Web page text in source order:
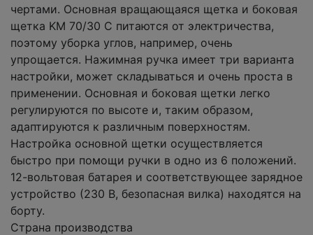
чертами. Основная вращающаяся щетка и боковая
щетка KM 70/30 C питаются от электричества,
поэтому уборка углов, например, очень
упрощается. Нажимная ручка имеет три варианта
настройки, может складываться и очень проста в
применении. Основная и боковая щетки легко
регулируются по высоте и, таким образом,
адаптируются к различным поверхностям.
Настройка основной щетки осуществляется
быстро при помощи ручки в одно из 6 положений.
12-вольтовая батарея и соответствующее зарядное
устройство (230 В, безопасная вилка) находятся на
борту.
Страна производства